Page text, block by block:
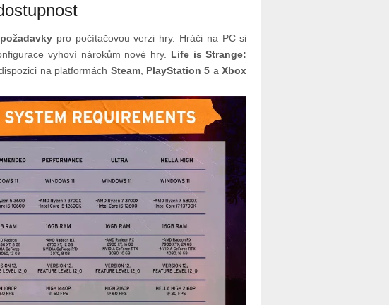
pro počítačovou verzi hry. Hráči na PC si
vyhoví nárokům nové hry. Life is Strange:
na platformách Steam, PlayStation 5 aXbox